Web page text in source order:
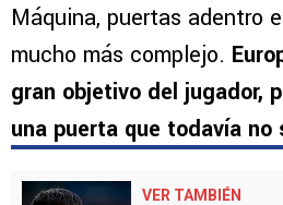
Máquina, puertas adentro
mucho más complejo.
gran objetivo del jugador,
una puerta que todavía
VER TAMBIÉN